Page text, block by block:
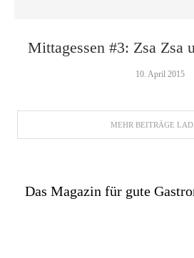
Mittagessen #3: Zsa Zsa
10. April 2015
MEHR BEITRÄGE
Das Magazin für gute